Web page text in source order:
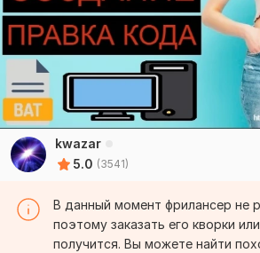
kwazar
5.0 (3541)
В данный момент фрилансер не
поэтому заказать его кворки
получится. Вы можете найти
6
M mrAL
Ящики запросили регистрацию
следующий день. Пароли
Не могу назвать это
отзыв положительный потому
хороший.